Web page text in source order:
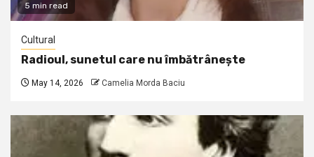
5 min read
Cultural
Radioul, sunetul care nu îmbătrânește
May 14, 2026 Camelia Morda Baciu